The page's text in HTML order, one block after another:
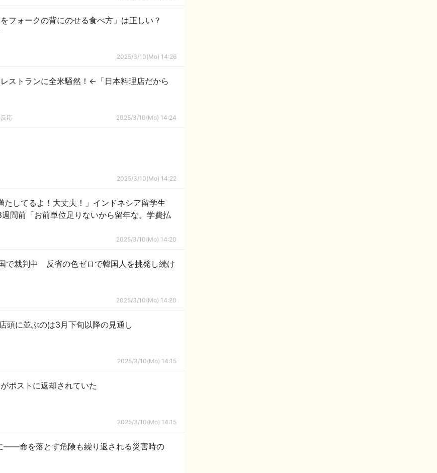
フォークの背にのせる食べ方」は正しい？
2025/3/10(Mo) 14:26
ストランに全米騒然！←「日本料理店だから
応 2025/3/10(Mo) 14:24
2025/3/10(Mo) 14:22
たしてるよ！大丈夫！」インドネシア留学生
間前「お前単位足りないから留年な。学費払
2025/3/10(Mo) 14:20
で裁判中 反省の色ゼロで韓国人を挑発し続け
2025/3/10(Mo) 14:20
頭に並ぶのは3月下旬以降の見通し
2025/3/10(Mo) 14:15
ポストに返却されていた
2025/3/10(Mo) 14:15
――命を落とす危険も繰り返される災害時の